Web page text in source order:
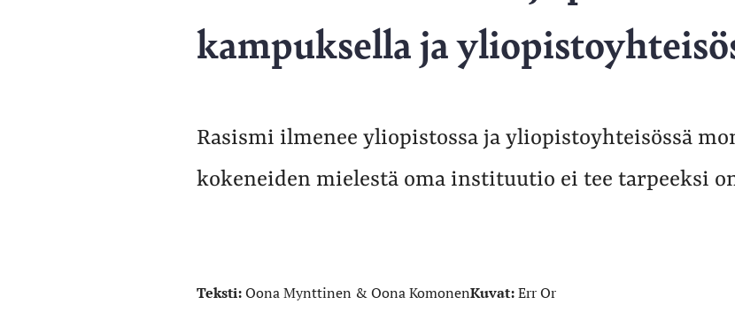
kampuksella ja
Rasismi ilmenee yliopistossa ja yliopistoyhteisössä
kokeneiden mielestä oma instituutio ei tee tarpeeksi
Teksti:Oona Mynttinen & Oona KomonenKuvat:Err Or